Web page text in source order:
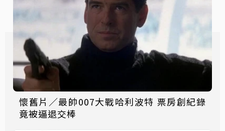
懷舊片／最帥007大戰哈利波特 票房創紀錄
竟被逼退交棒